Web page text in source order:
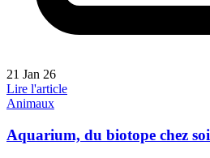
21 Jan 26
Lire l'article
Animaux
Aquarium, du biotope chez soi